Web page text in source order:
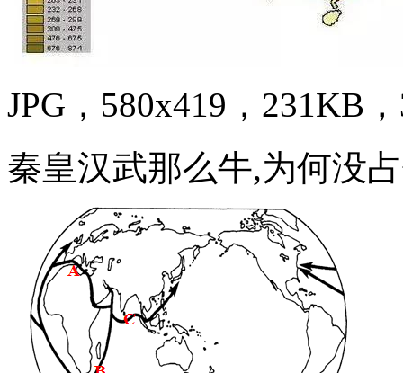
JPG，580x419，231KB
秦皇汉武那么牛,为何没